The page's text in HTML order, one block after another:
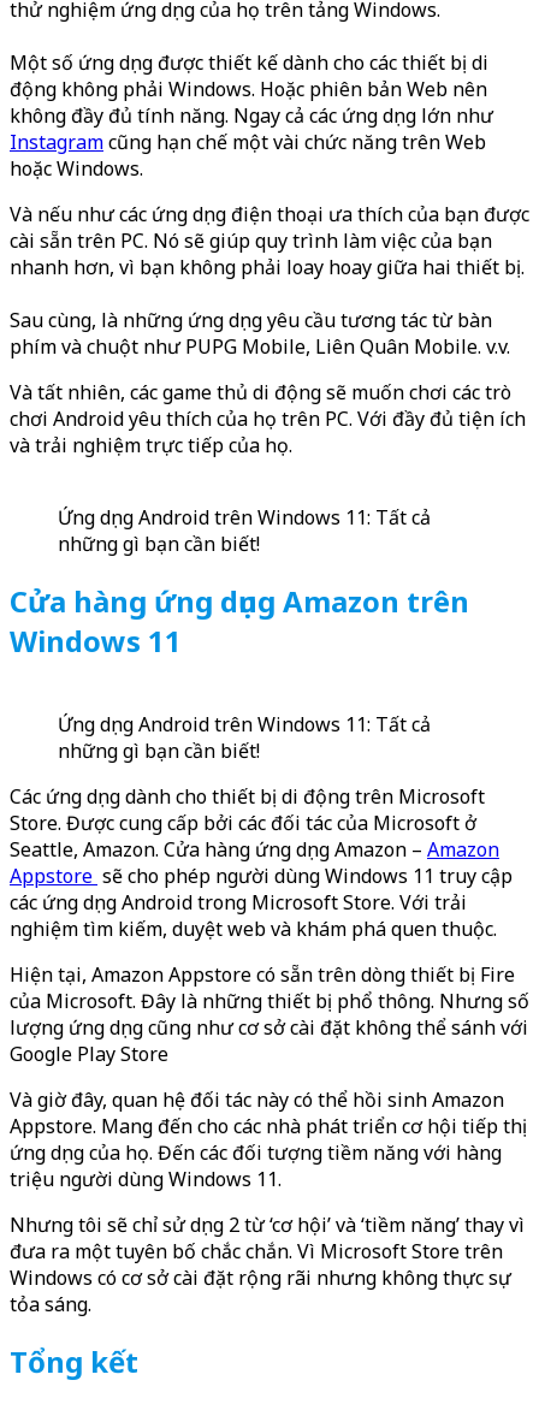
thử nghiệm ứng dụng của họ trên tảng Windows.
Một số ứng dụng được thiết kế dành cho các thiết bị di
động không phải Windows. Hoặc phiên bản Web nên
không đầy đủ tính năng. Ngay cả các ứng dụng lớn như
Instagramcũng hạn chế một vài chức năng trên Web
hoặc Windows.
Và nếu như các ứng dụng điện thoại ưa thích của bạn được
cài sẵn trên PC. Nó sẽ giúp quy trình làm việc của bạn
nhanh hơn, vì bạn không phải loay hoay giữa hai thiết bị.
Sau cùng, là những ứng dụng yêu cầu tương tác từ bàn
phím và chuột như PUPG Mobile, Liên Quân Mobile. v.v.
Và tất nhiên, các game thủ di động sẽ muốn chơi các trò
chơi Android yêu thích của họ trên PC. Với đầy đủ tiện ích
và trải nghiệm trực tiếp của họ.
Ứng dụng Android trên Windows 11: Tất cả
những gì bạn cần biết!
Cửa hàng ứng dụng Amazon trên
Windows 11
Ứng dụng Android trên Windows 11: Tất cả
những gì bạn cần biết!
Các ứng dụng dành cho thiết bị di động trên Microsoft
Store. Được cung cấp bởi các đối tác của Microsoft ở
Seattle, Amazon. Cửa hàng ứng dụng Amazon – Amazon
Appstore sẽ cho phép người dùng Windows 11 truy cập
các ứng dụng Android trong Microsoft Store. Với trải
nghiệm tìm kiếm, duyệt web và khám phá quen thuộc.
Hiện tại, Amazon Appstore có sẵn trên dòng thiết bị Fire
của Microsoft. Đây là những thiết bị phổ thông. Nhưng số
lượng ứng dụng cũng như cơ sở cài đặt không thể sánh với
Google Play Store
Và giờ đây, quan hệ đối tác này có thể hồi sinh Amazon
Appstore. Mang đến cho các nhà phát triển cơ hội tiếp thị
ứng dụng của họ. Đến các đối tượng tiềm năng với hàng
triệu người dùng Windows 11.
Nhưng tôi sẽ chỉ sử dụng 2 từ ‘cơ hội’ và ‘tiềm năng’ thay vì
đưa ra một tuyên bố chắc chắn. Vì Microsoft Store trên
Windows có cơ sở cài đặt rộng rãi nhưng không thực sự
tỏa sáng.
Tổng kết